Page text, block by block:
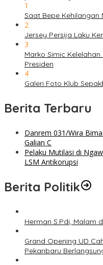
1
Saat Bepe Kehilangan
2
Jersey Persija Laku
3
Marko Simic
Presiden
4
Galeri Foto Klub
Berita Terbaru
Danrem 031/Wira
Galian C
Pelaku Mutilasi di
LSM Antikorupsi
Berita Politik
Herman S.Pdi, Malam
Grand Opening UD
Pekanbaru